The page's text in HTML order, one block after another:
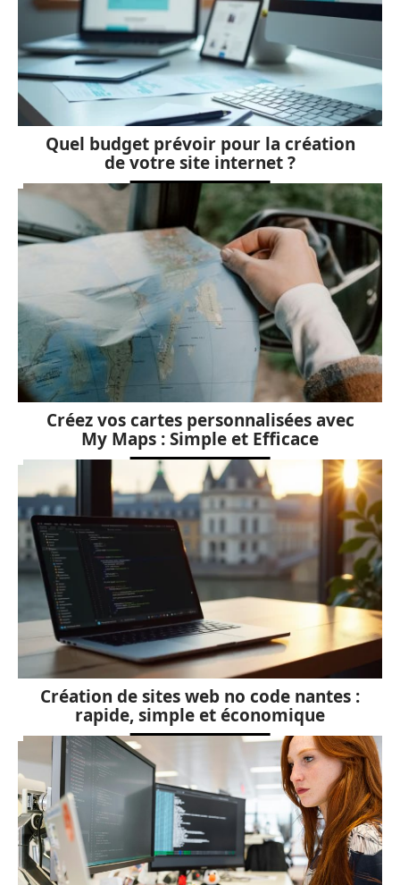
Quel budget prévoir pour la création
de votre site internet ?
Créez vos cartes personnalisées avec
My Maps : Simple et Efficace
Création de sites web no code nantes :
rapide, simple et économique